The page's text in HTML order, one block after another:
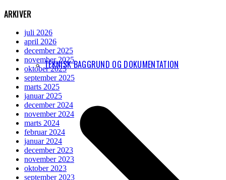
TEKNISK BAGGRUND OG DOKUMENTATION
ARKIVER
juli 2026
april 2026
december 2025
november 2025
oktober 2025
september 2025
marts 2025
januar 2025
december 2024
november 2024
marts 2024
februar 2024
januar 2024
december 2023
november 2023
oktober 2023
september 2023